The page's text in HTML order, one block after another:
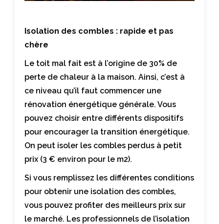
Isolation des combles : rapide et pas
chère
Le toit mal fait est à l’origine de 30% de
perte de chaleur à la maison. Ainsi, c’est à
ce niveau qu’il faut commencer une
rénovation énergétique générale. Vous
pouvez choisir entre différents dispositifs
pour encourager la transition énergétique.
On peut isoler les combles perdus à petit
prix (3 € environ pour le m2).
Si vous remplissez les différentes conditions
pour obtenir une isolation des combles,
vous pouvez profiter des meilleurs prix sur
le marché. Les professionnels de l’isolation